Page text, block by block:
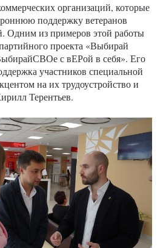
организаций, которые
поддержку ветеранов
Одним из примеров этой работы
проекта «Выбирай
с вЕРой в себя». Его
участников специальной
на их трудоустройство и
Терентьев.